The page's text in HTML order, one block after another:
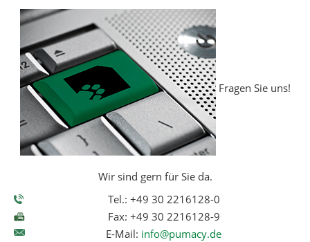
Fragen Sie uns!
Wir sind gern für Sie da.
Tel.: +49 30 2216128-0
Fax: +49 30 2216128-9
E-Mail: info@pumacy.de